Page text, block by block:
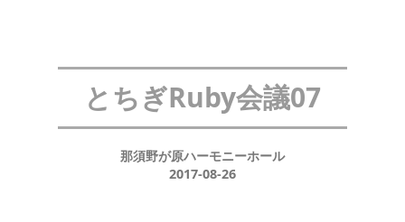
とちぎRuby会議07
那須野が原ハーモニーホール
2017-08-26